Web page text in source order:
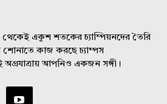
থেকেই একুশ শতকের চ্যাম্পিয়নদের তৈরি
শোনাতে কাজ করছে চ্যাম্পস
আপনিও একজন সঙ্গী।